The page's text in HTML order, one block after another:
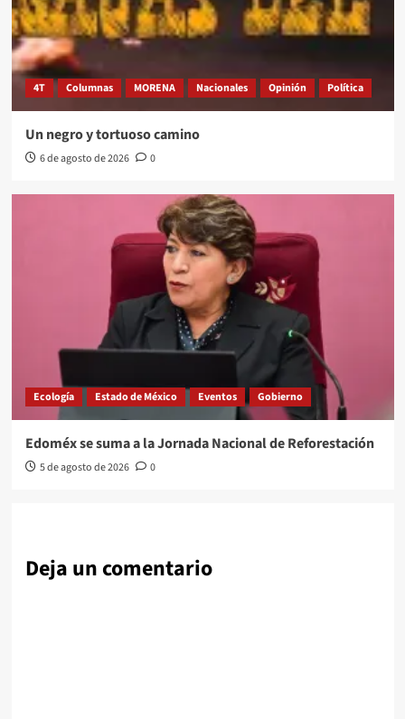
4T Columnas MORENA Nacionales Opinión Política
Un negro y tortuoso camino
6 de agosto de 2026 0
Ecología Estado de México Eventos Gobierno
Edoméx se suma a la Jornada Nacional de Reforestación
5 de agosto de 2026 0
Deja un comentario